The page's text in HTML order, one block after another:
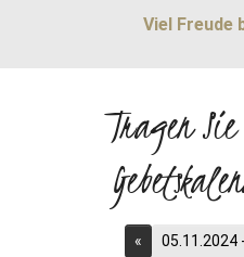
Viel Freude
Tragen
« 05.11.2024